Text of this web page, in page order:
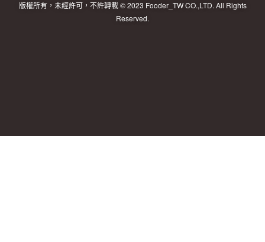
版權所有，未經許可，不許轉載 © 2023 Fooder_TW CO.,LTD. All Rights
Reserved.